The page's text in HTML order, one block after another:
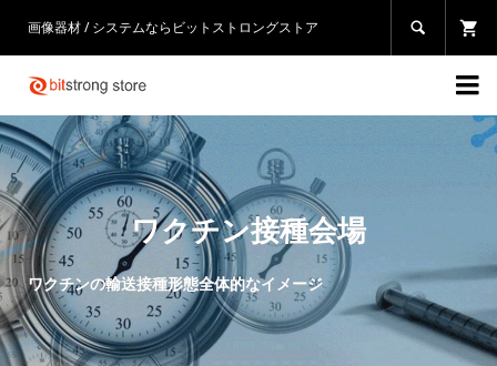
画像器材 / システムならビットストロングストア 

ワクチン接種会場
ワクチンの輸送接種形態全体的なイメージ